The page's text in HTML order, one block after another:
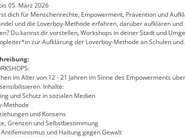
05. März 2026
dich für Menschenrechte, Empowerment, Prävention und
und die Loverboy-Methode erfahren, darüber aufklären
Du kannst dir vorstellen, Workshops in deiner Stadt und
zur Aufklärung der Loverboy-Methode an Schulen
im Alter von 12 - 21 Jahren im Sinne des Empowerments
Inhalte:
und Schutz in sozialen Medien
Methode
und Konsens
Grenzen und Selbstbestimmung
und Haltung gegen Gewalt